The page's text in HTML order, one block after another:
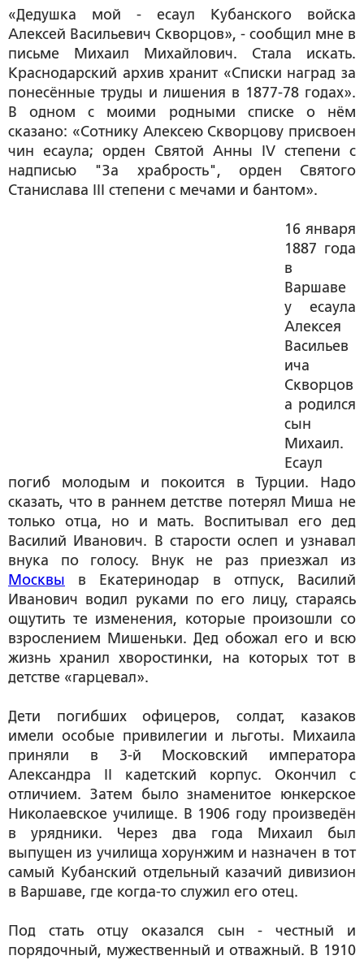
«Дедушка мой - есаул Кубанского войска
Алексей Васильевич Скворцов», - сообщил мне в
письме Михаил Михайлович. Стала искать.
Краснодарский архив хранит «Списки наград за
понесённые труды и лишения в 1877-78 годах».
В одном с моими родными списке о нём
сказано: «Сотнику Алексею Скворцову присвоен
чин есаула; орден Святой Анны IV степени с
надписью "За храбрость", орден Святого
Станислава III степени с мечами и бантом».
16 января
1887 года
в
Варшаве
у есаула
Алексея
Васильев
ича
Скворцов
а родился
сын
Михаил.
Есаул
погиб молодым и покоится в Турции. Надо
сказать, что в раннем детстве потерял Миша не
только отца, но и мать. Воспитывал его дед
Василий Иванович. В старости ослеп и узнавал
внука по голосу. Внук не раз приезжал из
Москвы в Екатеринодар в отпуск, Василий
Иванович водил руками по его лицу, стараясь
ощутить те изменения, которые произошли со
взрослением Мишеньки. Дед обожал его и всю
жизнь хранил хворостинки, на которых тот в
детстве «гарцевал».
Дети погибших офицеров, солдат, казаков
имели особые привилегии и льготы. Михаила
приняли в 3-й Московский императора
Александра II кадетский корпус. Окончил с
отличием. Затем было знаменитое юнкерское
Николаевское училище. В 1906 году произведён
в урядники. Через два года Михаил был
выпущен из училища хорунжим и назначен в тот
самый Кубанский отдельный казачий дивизион
в Варшаве, где когда-то служил его отец.
Под стать отцу оказался сын - честный и
порядочный, мужественный и отважный. В 1910